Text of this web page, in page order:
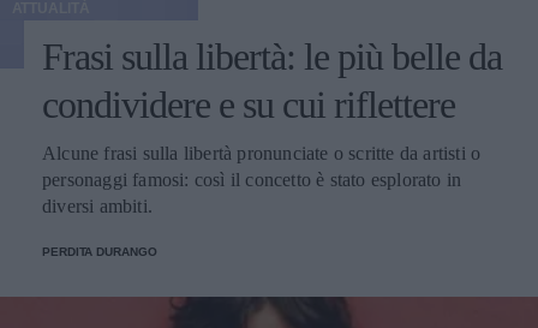
Frasi sulla libertà: le più belle da
condividere e su cui riflettere
Alcune frasi sulla libertà pronunciate o scritte da artisti o
personaggi famosi: così il concetto è stato esplorato in
diversi ambiti.
PERDITA DURANGO